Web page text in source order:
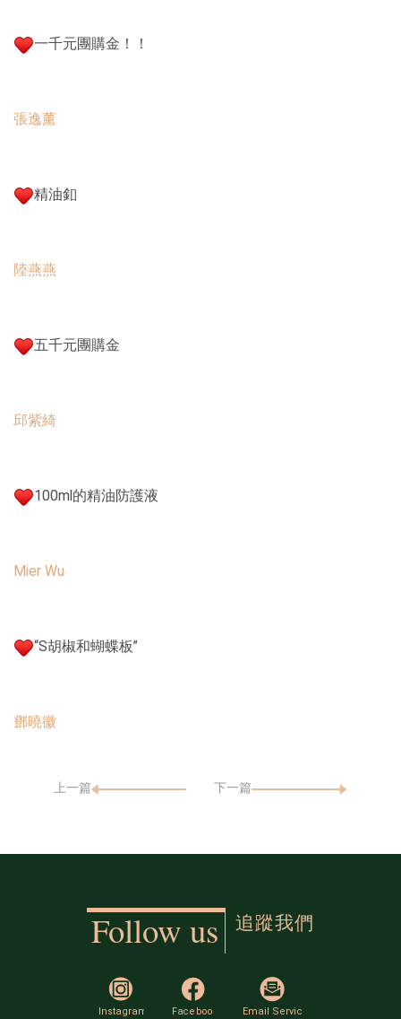
一千元團購金！！
張逸薰
精油釦
陸燕燕
五千元團購金
邱紫綺
100ml的精油防護液
Mier Wu
“S胡椒和蝴蝶板”
鄧曉徽
上一篇 下一篇
Follow us 追蹤我們